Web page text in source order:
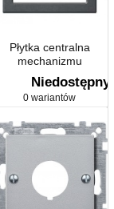
Płytka centralna
mechanizmu
oświetlenia
awaryjnego system M
Niedostępny
0 wariantów